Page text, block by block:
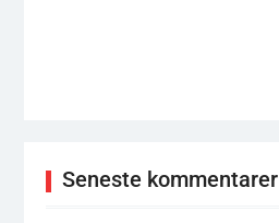
Seneste kommentarer